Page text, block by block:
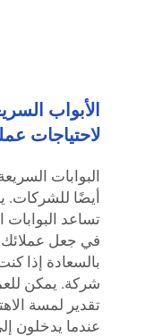
الأبواب
لاحتياجات
البوابات
أيضًا للشركات.
تساعد البوابات
في جعل
بالسعادة إذا
شركة. يمكن
تقدير لمسة
عندما يدخلون